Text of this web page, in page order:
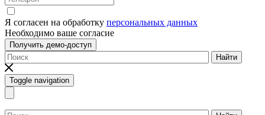
Я согласен на обработку персональных данных
Необходимо ваше согласие
Получить демо-доступ
Найти
Toggle navigation